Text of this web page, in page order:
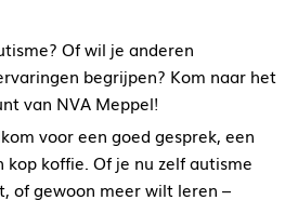
Of wil je anderen
begrijpen? Kom naar het
van NVA Meppel!
voor een goed gesprek, een
kop koffie. Of je nu zelf autisme
of gewoon meer wilt leren –